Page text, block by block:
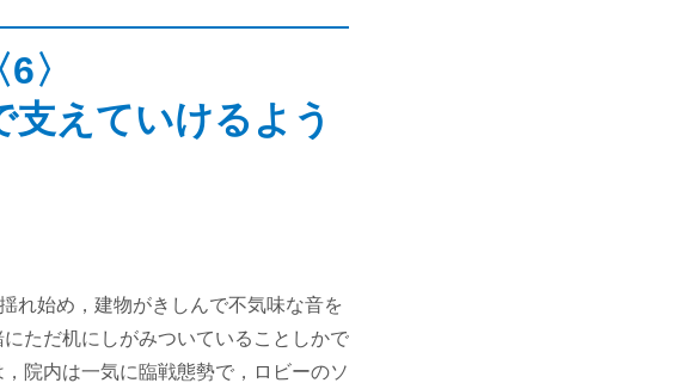
〉
えていけるよう
れ始め，建物がきしんで不気味な音を
ただ机にしがみついていることしかで
院内は一気に臨戦態勢で，ロビーのソ